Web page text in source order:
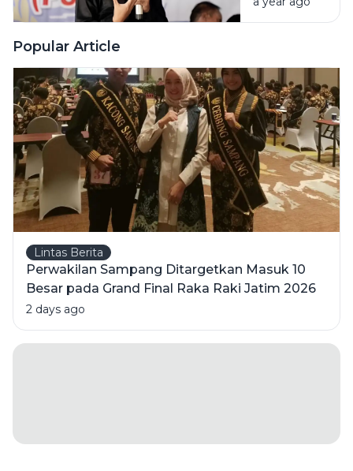
PSSI
Sampang
Pelatih
Berlisensi
Popular Article
Lintas Berita
Perwakilan Sampang Ditargetkan Masuk 10
Besar pada Grand Final Raka Raki Jatim 2026
2 days ago